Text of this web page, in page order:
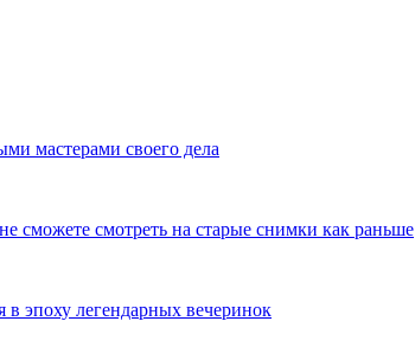
мастерами своего дела
сможете смотреть на старые снимки как раньше
в эпоху легендарных вечеринок